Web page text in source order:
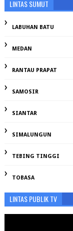
LINTAS SUMUT
LABUHAN BATU
MEDAN
RANTAU PRAPAT
SAMOSIR
SIANTAR
SIMALUNGUN
TEBING TINGGI
TOBASA
LINTAS PUBLIK TV